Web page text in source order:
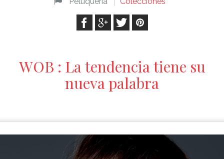
WOB : La tendencia tiene su
nueva palabra